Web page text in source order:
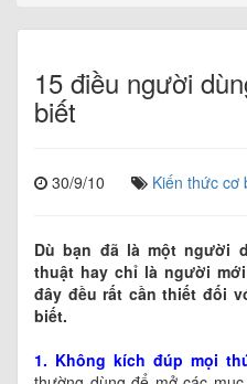
15 điều người
biết
30/9/10 Kiến thức cơ
Dù bạn đã là một người
thuật hay chỉ là người
đây đều rất cần thiết đối
biết.
1. Không kích đúp mọi